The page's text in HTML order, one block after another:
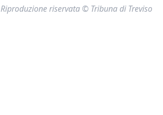
Riproduzione riservata © Tribuna di Treviso